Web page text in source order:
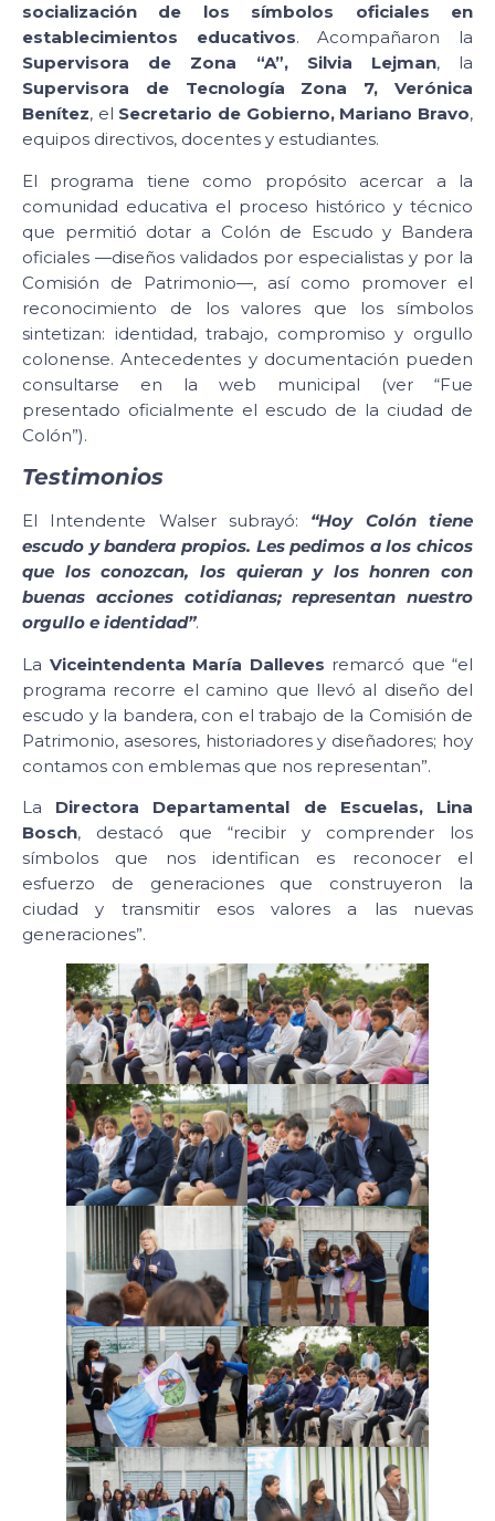
socialización de los símbolos oficiales en
establecimientos educativos. Acompañaron la
Supervisora de Zona “A”, Silvia Lejman, la
Supervisora de Tecnología Zona 7, Verónica
Benítez, el Secretario de Gobierno, Mariano Bravo,
equipos directivos, docentes y estudiantes.
El programa tiene como propósito acercar a la
comunidad educativa el proceso histórico y técnico
que permitió dotar a Colón de Escudo y Bandera
oficiales —diseños validados por especialistas y por la
Comisión de Patrimonio—, así como promover el
reconocimiento de los valores que los símbolos
sintetizan: identidad, trabajo, compromiso y orgullo
colonense. Antecedentes y documentación pueden
consultarse en la web municipal (ver “Fue
presentado oficialmente el escudo de la ciudad de
Colón”).
Testimonios
El Intendente Walser subrayó: “Hoy Colón tiene
escudo y bandera propios. Les pedimos a los chicos
que los conozcan, los quieran y los honren con
buenas acciones cotidianas; representan nuestro
orgullo e identidad”.
La Viceintendenta María Dalleves remarcó que “el
programa recorre el camino que llevó al diseño del
escudo y la bandera, con el trabajo de la Comisión de
Patrimonio, asesores, historiadores y diseñadores; hoy
contamos con emblemas que nos representan”.
La Directora Departamental de Escuelas, Lina
Bosch, destacó que “recibir y comprender los
símbolos que nos identifican es reconocer el
esfuerzo de generaciones que construyeron la
ciudad y transmitir esos valores a las nuevas
generaciones”.